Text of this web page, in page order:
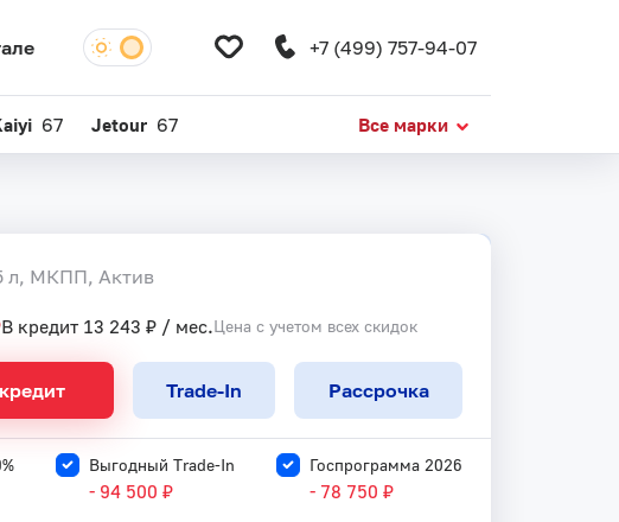
+7 (499) 757-94-07
67 Jetour 67 Все марки
л, МКПП, Актив
В кредит 13 243 ₽ / мес.Цена с учетом всех скидок
Trade-In Рассрочка
Выгодный Trade-In
- 94 500 ₽
Госпрограмма 2026
- 78 750 ₽